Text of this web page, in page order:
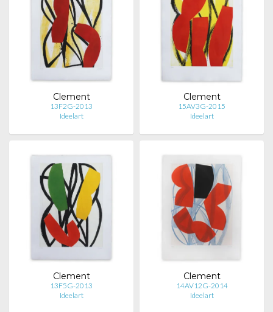
Clement
13F2G-2013
Ideelart
Clement
15AV3G-2015
Ideelart
Clement
13F5G-2013
Ideelart
Clement
14AV12G-2014
Ideelart